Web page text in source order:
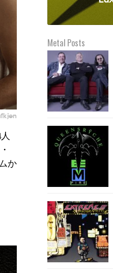
か
Metal Posts